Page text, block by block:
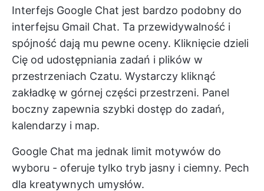
Interfejs Google Chat jest bardzo podobny do
interfejsu Gmail Chat. Ta przewidywalność i
spójność dają mu pewne oceny. Kliknięcie dzieli
Cię od udostępniania zadań i plików w
przestrzeniach Czatu. Wystarczy kliknąć
zakładkę w górnej części przestrzeni. Panel
boczny zapewnia szybki dostęp do zadań,
kalendarzy i map.
Google Chat ma jednak limit motywów do
wyboru - oferuje tylko tryb jasny i ciemny. Pech
dla kreatywnych umysłów.